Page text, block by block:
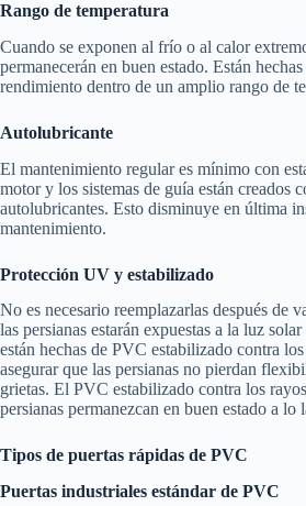
Rango de temperatura
Cuando se exponen al frío o al calor
permanecerán en buen estado. Están
rendimiento dentro de un amplio rango de
Autolubricante
El mantenimiento regular es mínimo con
motor y los sistemas de guía están creados
autolubricantes. Esto disminuye en última
mantenimiento.
Protección UV y estabilizado
No es necesario reemplazarlas después de
las persianas estarán expuestas a la luz
están hechas de PVC estabilizado contra
asegurar que las persianas no pierdan
grietas. El PVC estabilizado contra los
persianas permanezcan en buen estado a lo
Tipos de puertas rápidas de PVC
Puertas industriales estándar de PVC